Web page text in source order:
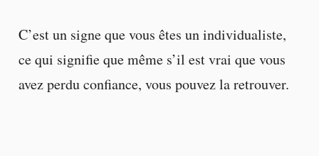
C’est un signe que vous êtes un individualiste,
ce qui signifie que même s’il est vrai que vous
avez perdu confiance, vous pouvez la retrouver.